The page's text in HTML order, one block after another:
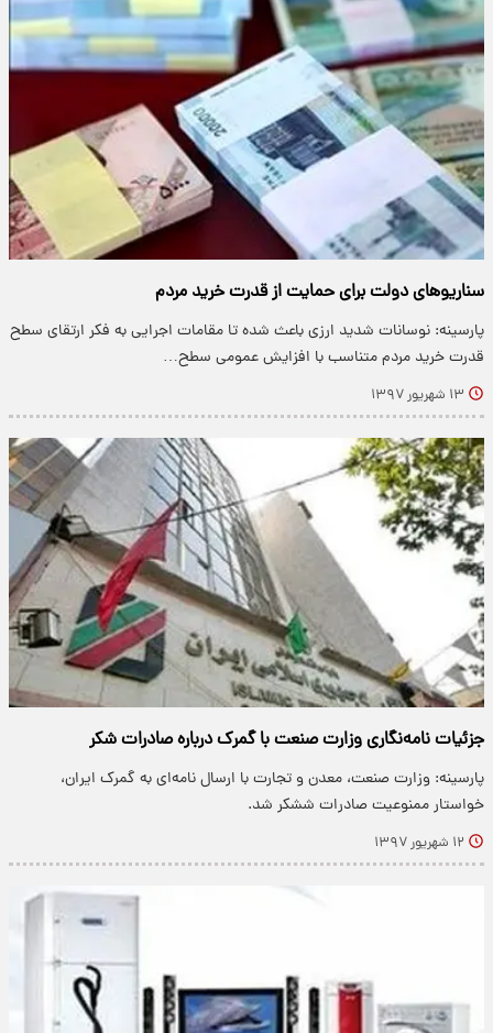
سناریو‌های دولت برای حمایت از قدرت خرید مردم
پارسینه: نوسانات شدید ارزی باعث شده تا مقامات اجرایی به فکر ارتقای سطح
قدرت خرید مردم متناسب با افزایش عمومی سطح…
۱۳ شهریور ۱۳۹۷
جزئیات نامه‌نگاری وزارت صنعت با گمرک درباره صادرات شکر
پارسینه: وزارت صنعت، معدن و تجارت با ارسال نامه‌ای به گمرک ایران،
خواستار ممنوعیت صادرات ششکر شد.
۱۲ شهریور ۱۳۹۷